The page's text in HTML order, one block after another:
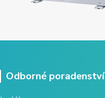
Odborné poradenství